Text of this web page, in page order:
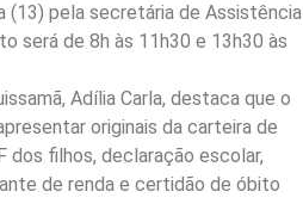
(13) pela secretária de Assistência
será de 8h às 11h30 e 13h30 às
Adília Carla, destaca que o
originais da carteira de
dos filhos, declaração escolar,
de renda e certidão de óbito